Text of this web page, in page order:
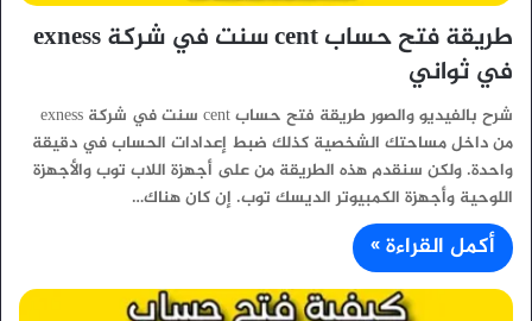
طريقة فتح حساب cent سنت في شركة exness
في ثواني
شرح بالفيديو والصور طريقة فتح حساب cent سنت في شركة exness
من داخل مساحتك الشخصية كذلك ضبط إعدادات الحساب في دقيقة
واحدة. ولكن سنقدم هذه الطريقة من على أجهزة اللاب توب والأجهزة
اللوحية وأجهزة الكمبيوتر الديسك توب. إن كان هناك…
أكمل القراءة »